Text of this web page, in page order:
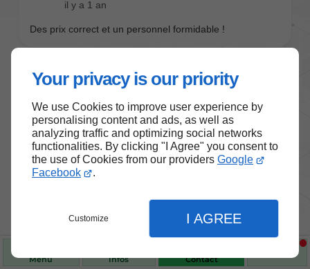
Your privacy is our priority
We use Cookies to improve user experience by
personalising content and ads, as well as
analyzing traffic and optimizing social networks
functionalities. By clicking "I Agree" you consent to
the use of Cookies from our providers Google
Facebook
.
Customize I AGREE
Menu Infos Contact
Nos produits de santé et de